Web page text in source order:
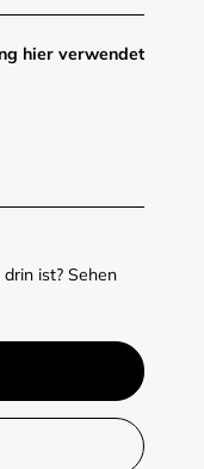
hier verwendet
ist? Sehen